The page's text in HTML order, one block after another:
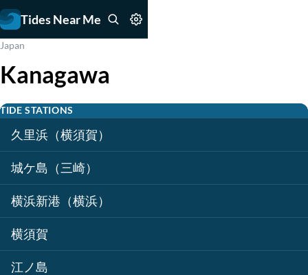
Tides Near Me
Japan
Kanagawa
TIDE STATIONS
久里浜（横須賀）
城ケ島（三崎）
横浜新港（横浜）
横須賀
江ノ島